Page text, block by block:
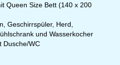
Queen Size Bett (140 x 200
Geschirrspüler, Herd,
und Wasserkocher
Dusche/WC